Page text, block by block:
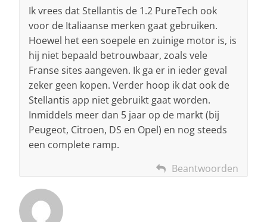
Ik vrees dat Stellantis de 1.2 PureTech ook
voor de Italiaanse merken gaat gebruiken.
Hoewel het een soepele en zuinige motor is, is
hij niet bepaald betrouwbaar, zoals vele
Franse sites aangeven. Ik ga er in ieder geval
zeker geen kopen. Verder hoop ik dat ook de
Stellantis app niet gebruikt gaat worden.
Inmiddels meer dan 5 jaar op de markt (bij
Peugeot, Citroen, DS en Opel) en nog steeds
een complete ramp.
Beantwoorden